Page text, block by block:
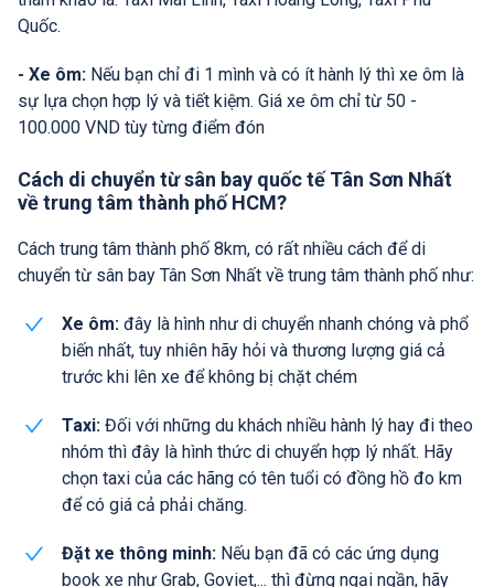
Quốc.
- Xe ôm: Nếu bạn chỉ đi 1 mình và có ít hành lý thì xe ôm là
sự lựa chọn hợp lý và tiết kiệm. Giá xe ôm chỉ từ 50 -
100.000 VND tùy từng điểm đón
Cách di chuyển từ sân bay quốc tế Tân Sơn Nhất
về trung tâm thành phố HCM?
Cách trung tâm thành phố 8km, có rất nhiều cách để di
chuyển từ sân bay Tân Sơn Nhất về trung tâm thành phố như:
Xe ôm: đây là hình như di chuyển nhanh chóng và phổ
biến nhất, tuy nhiên hãy hỏi và thương lượng giá cả
trước khi lên xe để không bị chặt chém
Taxi: Đối với những du khách nhiều hành lý hay đi theo
nhóm thì đây là hình thức di chuyển hợp lý nhất. Hãy
chọn taxi của các hãng có tên tuổi có đồng hồ đo km
để có giá cả phải chăng.
Đặt xe thông minh: Nếu bạn đã có các ứng dụng
book xe như Grab, Goviet,... thì đừng ngại ngần, hãy